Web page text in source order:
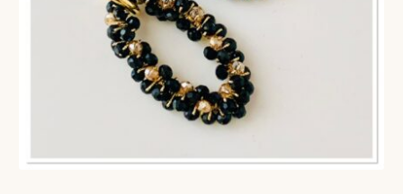
VERZENDKOSTEN
VOLG BESTELLING